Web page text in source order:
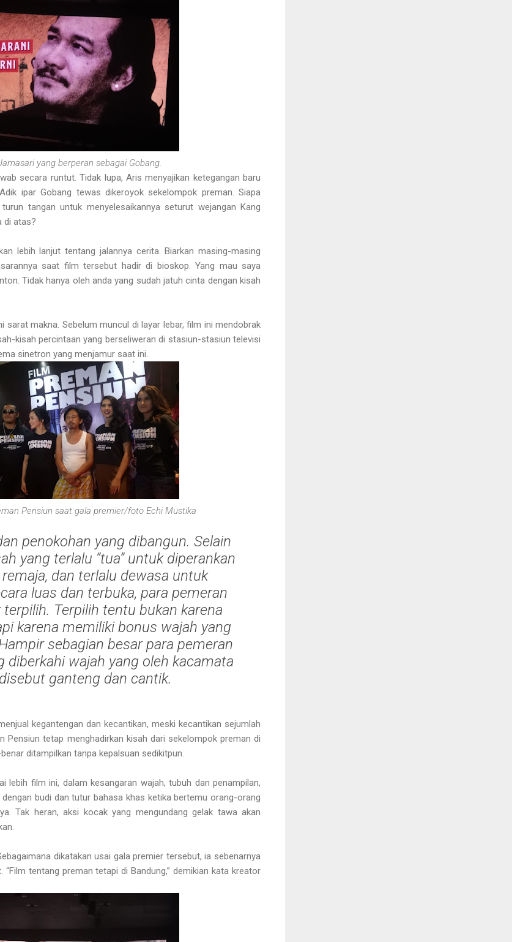
yang berperan sebagai Gobang.
secara runtut. Tidak lupa, Aris menyajikan ketegangan baru
ipar Gobang tewas dikeroyok sekelompok preman. Siapa
tangan untuk menyelesaikannya seturut wejangan Kang
di atas?
lebih lanjut tentang jalannya cerita. Biarkan masing-masing
saat film tersebut hadir di bioskop. Yang mau saya
Tidak hanya oleh anda yang sudah jatuh cinta dengan kisah
sarat makna. Sebelum muncul di layar lebar, film ini mendobrak
kisah percintaan yang berseliweran di stasiun-stasiun televisi
sinetron yang menjamur saat ini.
Pensiun saat gala premier/foto Echi Mustika
penokohan yang dibangun. Selain
yang terlalu “tua” untuk diperankan
dan terlalu dewasa untuk
luas dan terbuka, para pemeran
Terpilih tentu bukan karena
karena memiliki bonus wajah yang
sebagian besar para pemeran
diberkahi wajah yang oleh kacamata
ganteng dan cantik.
kegantengan dan kecantikan, meski kecantikan sejumlah
Pensiun tetap menghadirkan kisah dari sekelompok preman di
ditampilkan tanpa kepalsuan sedikitpun.
lebih film ini, dalam kesangaran wajah, tubuh dan penampilan,
budi dan tutur bahasa khas ketika bertemu orang-orang
Tak heran, aksi kocak yang mengundang gelak tawa akan
dikatakan usai gala premier tersebut, ia sebenarnya
tentang preman tetapi di Bandung,” demikian kata kreator